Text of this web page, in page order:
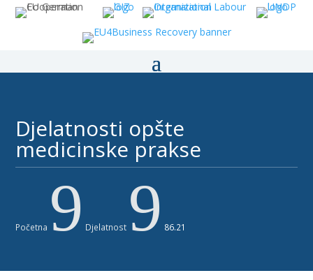
Djelatnosti opšte
medicinske prakse
Početna 9 Djelatnost 9 86.21